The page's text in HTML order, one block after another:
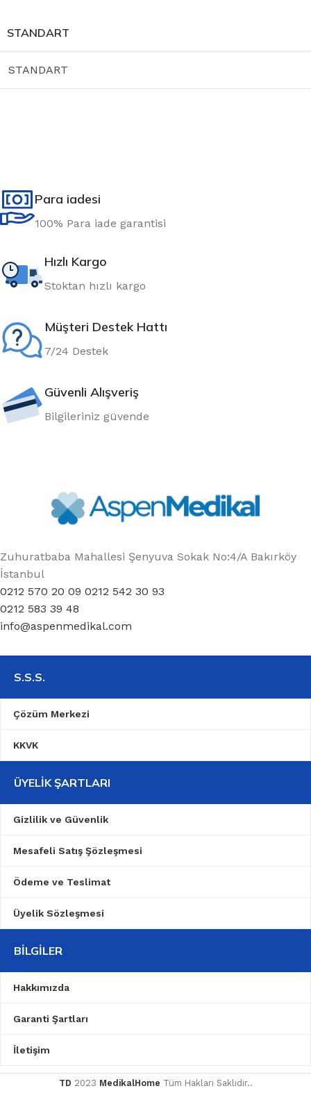
STANDART
STANDART
Para iadesi
100% Para iade garantisi
Hızlı Kargo
Stoktan hızlı kargo
Müşteri Destek Hattı
7/24 Destek
Güvenli Alışveriş
Bilgileriniz güvende
Zuhuratbaba Mahallesi Şenyuva Sokak No:4/A Bakırköy
İstanbul
0212 570 20 09 0212 542 30 93
0212 583 39 48
info@aspenmedikal.com
S.S.S.
Çözüm Merkezi
KKVK
ÜYELIK ŞARTLARI
Gizlilik ve Güvenlik
Mesafeli Satış Şözleşmesi
Ödeme ve Teslimat
Üyelik Sözleşmesi
BILGILER
Hakkımızda
Garanti Şartları
İletişim
TD 2023 MedikalHome Tüm Hakları Saklıdır..